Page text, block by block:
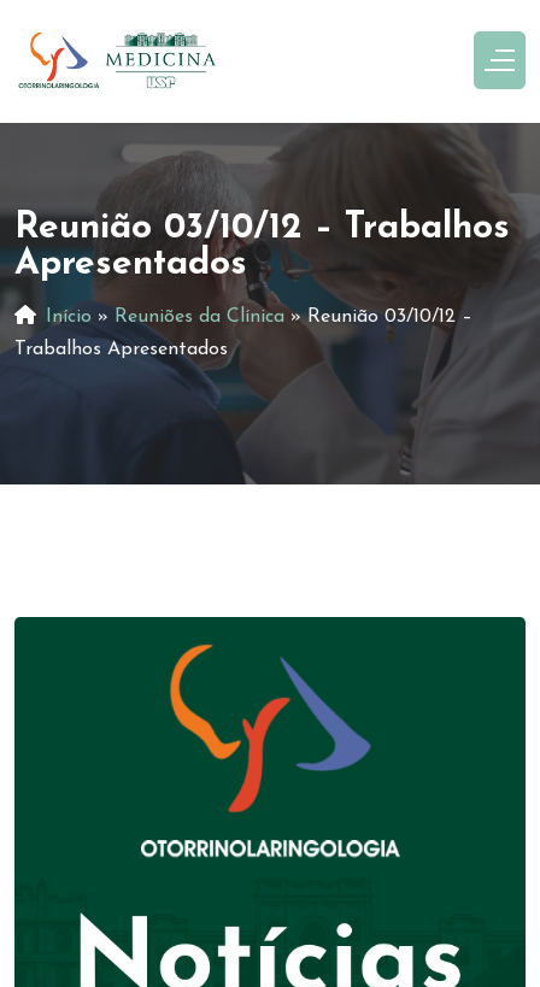
Reunião 03/10/12 – Trabalhos
Apresentados
Início » Reuniões da Clínica »Reunião 03/10/12 –
Trabalhos Apresentados